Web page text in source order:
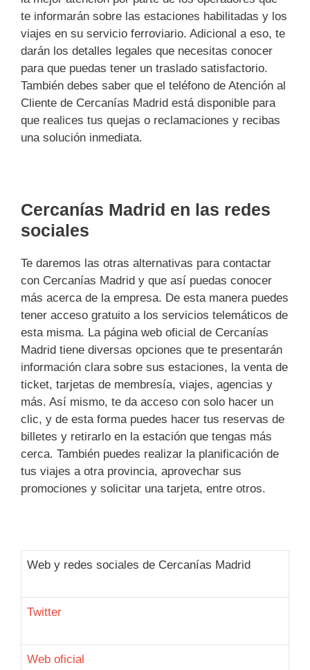
te informarán sobre las estaciones habilitadas y los
viajes en su servicio ferroviario. Adicional a eso, te
darán los detalles legales que necesitas conocer
para que puedas tener un traslado satisfactorio.
También debes saber que el teléfono de Atención al
Cliente de Cercanías Madrid está disponible para
que realices tus quejas o reclamaciones y recibas
una solución inmediata.
Cercanías Madrid en las redes
sociales
Te daremos las otras alternativas para contactar
con Cercanías Madrid y que así puedas conocer
más acerca de la empresa. De esta manera puedes
tener acceso gratuito a los servicios telemáticos de
esta misma. La página web oficial de Cercanías
Madrid tiene diversas opciones que te presentarán
información clara sobre sus estaciones, la venta de
ticket, tarjetas de membresía, viajes, agencias y
más. Así mismo, te da acceso con solo hacer un
clic, y de esta forma puedes hacer tus reservas de
billetes y retirarlo en la estación que tengas más
cerca. También puedes realizar la planificación de
tus viajes a otra provincia, aprovechar sus
promociones y solicitar una tarjeta, entre otros.
Web y redes sociales de Cercanías Madrid
Twitter
Web oficial